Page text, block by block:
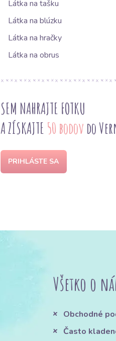
Látka na tašku
Látka na blúzku
Látka na hračky
Látka na obrus
SEM NAHRAJTE FOTKU
A ZÍSKAJTE 50 bodov do
PRIHLÁSTE SA
Všetko o
Obchodné
Často